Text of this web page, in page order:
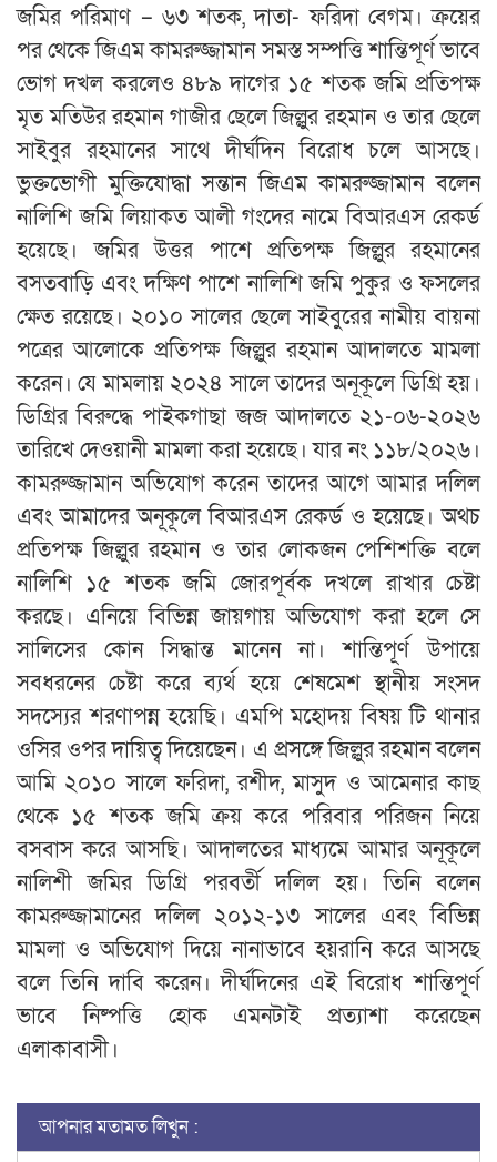
জমির পরিমাণ – ৬৩ শতক, দাতা- ফরিদা বেগম। ক্রয়ের
পর থেকে জিএম কামরুজ্জামান সমস্ত সম্পত্তি শান্তিপূর্ণ ভাবে
ভোগ দখল করলেও ৪৮৯ দাগের ১৫ শতক জমি প্রতিপক্ষ
মৃত মতিউর রহমান গাজীর ছেলে জিল্লুর রহমান ও তার ছেলে
সাইবুর রহমানের সাথে দীর্ঘদিন বিরোধ চলে আসছে।
ভুক্তভোগী মুক্তিযোদ্ধা সন্তান জিএম কামরুজ্জামান বলেন
নালিশি জমি লিয়াকত আলী গংদের নামে বিআরএস রেকর্ড
হয়েছে। জমির উত্তর পাশে প্রতিপক্ষ জিল্লুর রহমানের
বসতবাড়ি এবং দক্ষিণ পাশে নালিশি জমি পুকুর ও ফসলের
ক্ষেত রয়েছে। ২০১০ সালের ছেলে সাইবুরের নামীয় বায়না
পত্রের আলোকে প্রতিপক্ষ জিল্লুর রহমান আদালতে মামলা
করেন। যে মামলায় ২০২৪ সালে তাদের অনূকূলে ডিগ্রি হয়।
ডিগ্রির বিরুদ্ধে পাইকগাছা জজ আদালতে ২১-০৬-২০২৬
তারিখে দেওয়ানী মামলা করা হয়েছে। যার নং ১১৮/২০২৬।
কামরুজ্জামান অভিযোগ করেন তাদের আগে আমার দলিল
এবং আমাদের অনূকূলে বিআরএস রেকর্ড ও হয়েছে। অথচ
প্রতিপক্ষ জিল্লুর রহমান ও তার লোকজন পেশিশক্তি বলে
নালিশি ১৫ শতক জমি জোরপূর্বক দখলে রাখার চেষ্টা
করছে। এনিয়ে বিভিন্ন জায়গায় অভিযোগ করা হলে সে
সালিসের কোন সিদ্ধান্ত মানেন না। শান্তিপূর্ণ উপায়ে
সবধরনের চেষ্টা করে ব্যর্থ হয়ে শেষমেশ স্থানীয় সংসদ
সদস্যের শরণাপন্ন হয়েছি। এমপি মহোদয় বিষয় টি থানার
ওসির ওপর দায়িত্ব দিয়েছেন। এ প্রসঙ্গে জিল্লুর রহমান বলেন
আমি ২০১০ সালে ফরিদা, রশীদ, মাসুদ ও আমেনার কাছ
থেকে ১৫ শতক জমি ক্রয় করে পরিবার পরিজন নিয়ে
বসবাস করে আসছি। আদালতের মাধ্যমে আমার অনূকূলে
নালিশী জমির ডিগ্রি পরবর্তী দলিল হয়। তিনি বলেন
কামরুজ্জামানের দলিল ২০১২-১৩ সালের এবং বিভিন্ন
মামলা ও অভিযোগ দিয়ে নানাভাবে হয়রানি করে আসছে
বলে তিনি দাবি করেন। দীর্ঘদিনের এই বিরোধ শান্তিপূর্ণ
ভাবে নিষ্পত্তি হোক এমনটাই প্রত্যাশা করেছেন
এলাকাবাসী।
আপনার মতামত লিখুন :